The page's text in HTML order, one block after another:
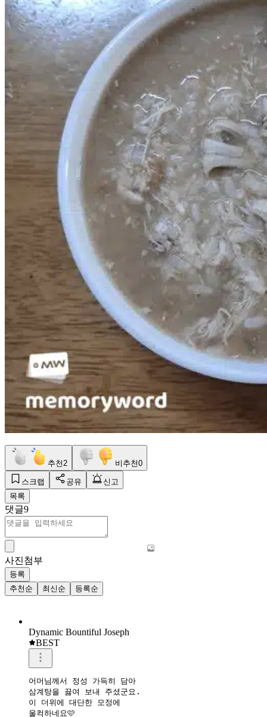
추천 2 비추천0
스크랩 공유
신고
목록
댓글9
사진첨부
등록
추천순
최신순 등록순
Dynamic Bountiful Joseph
BEST
어머님께서 정성 가득히 담아
삼계탕을 끓여 보내 주셨군요.
이 더위에 대단한 모정에
울컥하네요🩷